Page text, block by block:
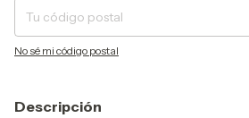
No sé mi código postal
Descripción